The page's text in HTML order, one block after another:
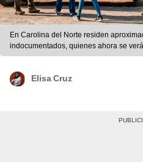
En Carolina del Norte residen
indocumentados, quienes ahora se
por polémica: la HB-10. Foto:
Elisa Cruz